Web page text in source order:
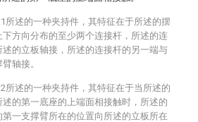
所述的一种夹持件，其特征在于所述的摆
方向分布的至少两个连接杆，所述的连
的立板轴接，所述的连接杆的另一端与
轴接。
所述的一种夹持件，其特征在于当所述的
述的第一底座的上端面相接触时，所述的
一支撑臂所在的位置向所述的立板所在